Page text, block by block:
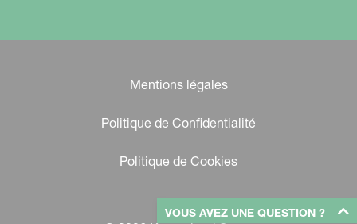
VOUS AVEZ UNE QUESTION ?
Mentions légales
Politique de Confidentialité
Politique de Cookies